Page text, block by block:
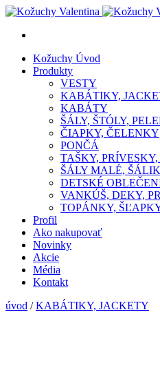
Kožuchy Úvod
Produkty
VESTY
KABÁTIKY,
KABÁTY
ŠÁLY, ŠTÓLY,
ČIAPKY, ČELENKY
PONČÁ
TAŠKY,
ŠÁLY MALÉ,
DETSKÉ
VANKÚŠ, DEKY,
TOPÁNKY,
Profil
Ako nakupovať
Novinky
Akcie
Média
Kontakt
úvod /KABÁTIKY, JACKETY